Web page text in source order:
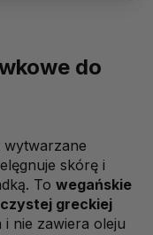
do
wytwarzane
skórę i
To wegańskie
czystej greckiej
i nie zawiera oleju